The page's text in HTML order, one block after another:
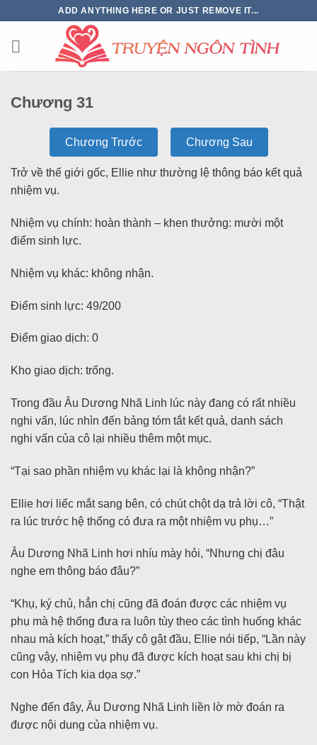
ADD ANYTHING HERE OR JUST REMOVE IT...
Chương 31
Chương Trước Chương Sau
Trở về thế giới gốc, Ellie như thường lệ thông báo kết quả
nhiệm vụ.
Nhiệm vụ chính: hoàn thành – khen thưởng: mười một
điểm sinh lực.
Nhiệm vụ khác: không nhận.
Điểm sinh lực: 49/200
Điểm giao dịch: 0
Kho giao dịch: trống.
Trong đầu Âu Dương Nhã Linh lúc này đang có rất nhiều
nghi vấn, lúc nhìn đến bảng tóm tắt kết quả, danh sách
nghi vấn của cô lại nhiều thêm một mục.
“Tại sao phần nhiệm vụ khác lại là không nhận?”
Ellie hơi liếc mắt sang bên, có chút chột dạ trả lời cô, “Thật
ra lúc trước hệ thống có đưa ra một nhiệm vụ phụ…”
Âu Dương Nhã Linh hơi nhíu mày hỏi, “Nhưng chị đâu
nghe em thông báo đâu?”
“Khụ, ký chủ, hẳn chị cũng đã đoán được các nhiệm vụ
phụ mà hệ thống đưa ra luôn tùy theo các tình huống khác
nhau mà kích hoạt,” thấy cô gật đầu, Ellie nói tiếp, “Lần này
cũng vậy, nhiệm vụ phụ đã được kích hoạt sau khi chị bị
con Hỏa Tích kia dọa sợ.”
Nghe đến đây, Âu Dương Nhã Linh liền lờ mờ đoán ra
được nội dung của nhiệm vụ.